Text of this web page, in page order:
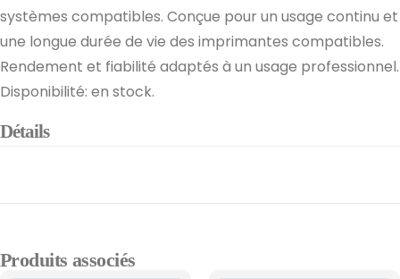
systèmes compatibles. Conçue pour un usage continu et
une longue durée de vie des imprimantes compatibles.
Rendement et fiabilité adaptés à un usage professionnel.
Disponibilité: en stock.
Détails
Produits associés